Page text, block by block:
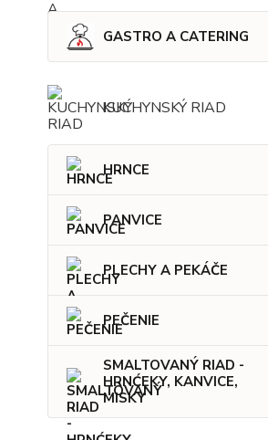
GASTRO A CATERING
KUCHYNSKÝ RIAD
HRNCE
PANVICE
PLECHY A PEKÁČE
PEČENIE
SMALTOVANÝ RIAD -
HRNĆEKY, KANVICE,
MISKY